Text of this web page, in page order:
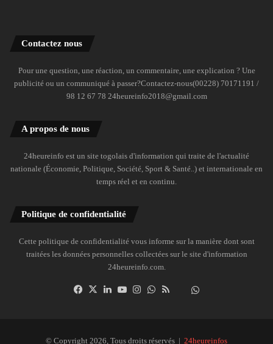
Contactez nous
Pour une question, une réaction, un commentaire, une explication ? Une
publicité ou un communiqué à passer?Contactez-nous(00228) 70171191 /
98 12 67 78 24heureinfo2018@gmail.com
A propos de nous
24heureinfo est un site togolais d'information qui traite de l'actualité
nationale (Économie, Politique, Société, Sport & Santé..) et internationale en
temps réel et en continu.
Politique de confidentialité
Cette politique de confidentialité vous informe sur la manière dont sont
traitées les données personnelles collectées sur le site d'information
24heureinfo.com.
Facebook
X LinkedinYouTubeInstagramWhatsAppDailymotion
© Copyright 2026, Tous droits réservés | 24heureinfos